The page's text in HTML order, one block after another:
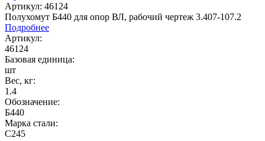
Артикул: 46124
Полухомут Б440 для опор ВЛ, рабочий чертеж 3.407-107.2
Подробнее
Артикул:
46124
Базовая единица:
шт
Вес, кг:
1.4
Обозначение:
Б440
Марка стали:
С245